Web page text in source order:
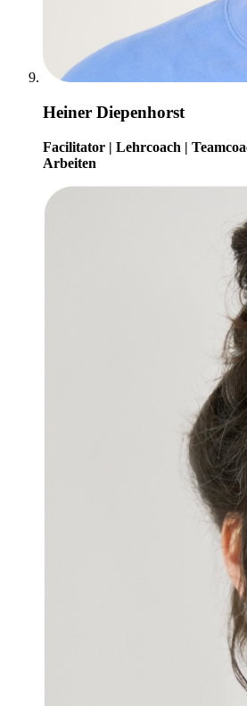
Heiner Diepenhorst
Facilitator | Lehrcoach |
Arbeiten